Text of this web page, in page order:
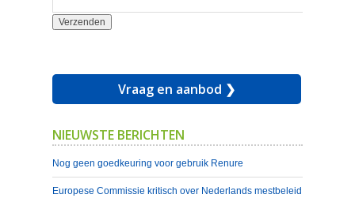
Vraag en aanbod ❯
NIEUWSTE BERICHTEN
Nog geen goedkeuring voor gebruik Renure
Europese Commissie kritisch over Nederlands mestbeleid